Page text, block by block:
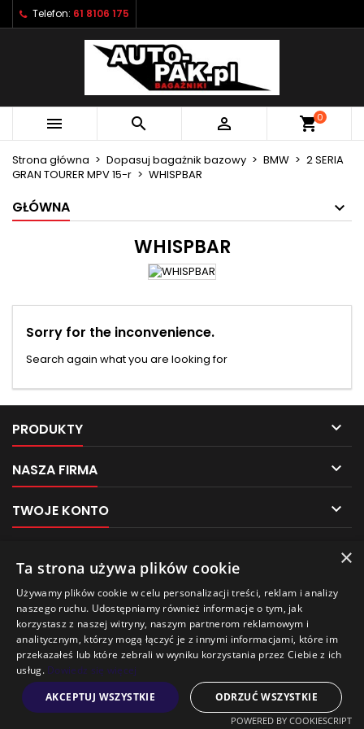
Telefon: 61 8106 175
   shopping_cart0
Strona główna Dopasuj bagażnik bazowy BMW
2 SERIA
GRAN TOURER MPV 15-r
WHISPBAR
GŁÓWNA
WHISPBAR
Sorry for the inconvenience.
Search again what you are looking for
PRODUKTY 
NASZA FIRMA 
TWOJE KONTO 

Moje listy życzeń ×
Utwórz nową listę
((modalTitle)) ×
((confirmMessage))
((cancelText)) ((modalDeleteText))
Utwórz listę życzeń ×
Nazwa listy życzeń
Anuluj Utwórz listę życzeń
Zaloguj się ×
Musisz być zalogowany by zapisać produkty na
swojej liście życzeń.
Anuluj Zaloguj się
Pliki cookies
Ten sklep używa plików cookie w celu poprawy
jakości przeglądania.
Aby uzyskać więcej informacji, zobacz naszą
Politykę prywatności.
Wychodzę Akceptuję
NEWSLETTER
© Copyright 2026 AUTO PAK BAGAŻNIKI-POZNAŃ. All Rights Reserved.
×
Ta strona używa plików cookie
Używamy plików cookie w celu personalizacji treści, reklam i analizy
naszego ruchu. Udostępniamy również informacje o tym, jak
korzystasz z naszej witryny, naszym partnerom reklamowym i
analitycznym, którzy mogą łączyć je z innymi informacjami, które im
przekazałeś lub które zebrali w wyniku korzystania przez Ciebie z ich
usług. Dowiedz się więcej
AKCEPTUJ WSZYSTKIE
ODRZUĆ WSZYSTKIE
POWERED BY COOKIESCRIPT